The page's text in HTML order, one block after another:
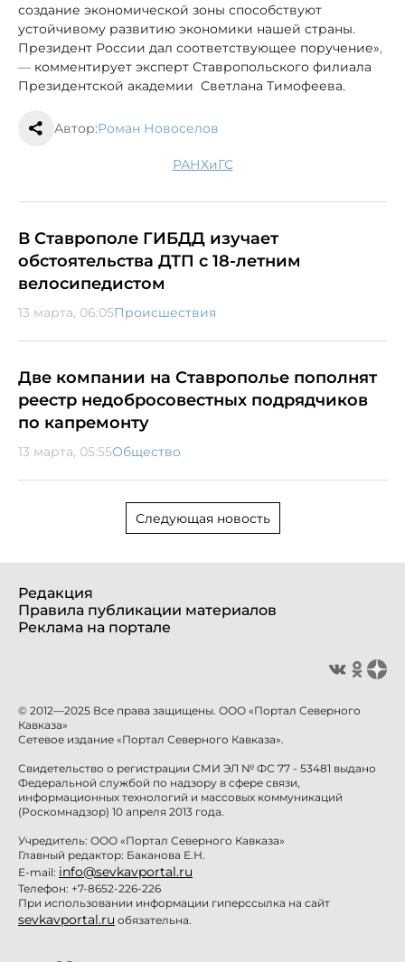
создание экономической зоны способствуют
устойчивому развитию экономики нашей страны.
Президент России дал соответствующее поручение»,
— комментирует эксперт Ставропольского филиала
Президентской академии Светлана Тимофеева.
Автор:Роман Новоселов
РАНХиГС
В Ставрополе ГИБДД изучает
обстоятельства ДТП с 18-летним
велосипедистом
13 марта, 06:05Происшествия
Две компании на Ставрополье пополнят
реестр недобросовестных подрядчиков
по капремонту
13 марта, 05:55Общество
Следующая новость
Редакция
Правила публикации материалов
Реклама на портале
© 2012—2025 Все права защищены. ООО «Портал Северного
Кавказа»
Сетевое издание «Портал Северного Кавказа».
Свидетельство о регистрации СМИ ЭЛ № ФС 77 - 53481 выдано
Федеральной службой по надзору в сфере связи,
информационных технологий и массовых коммуникаций
(Роскомнадзор) 10 апреля 2013 года.
Учредитель: ООО «Портал Северного Кавказа»
Главный редактор: Баканова Е.Н.
E-mail: info@sevkavportal.ru
Телефон: +7-8652-226-226
При использовании информации гиперссылка на сайт
sevkavportal.ru обязательна.